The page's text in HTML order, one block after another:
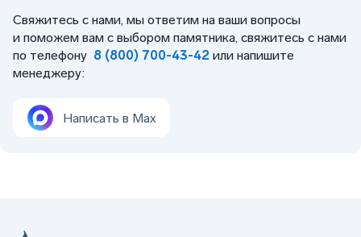
Свяжитесь с нами, мы ответим на ваши вопросы
и поможем вам с выбором памятника, свяжитесь с нами
по телефону 8 (800) 700-43-42 или напишите
менеджеру:
Написать в Max